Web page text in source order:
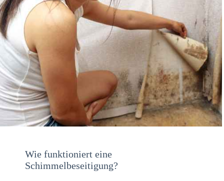
Wie funktioniert eine
Schimmelbeseitigung?